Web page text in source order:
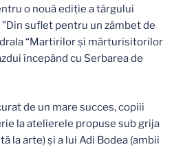
o nouă ediție a târgului
suflet pentru un zâmbet de
“Martirilor și mărturisitorilor
începând cu Serbarea de
de un mare succes, copiii
la atelierele propuse sub grija
la arte) și a lui Adi Bodea (ambii